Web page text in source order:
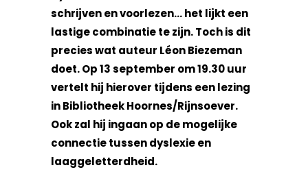
schrijven en voorlezen… het lijkt een
lastige combinatie te zijn. Toch is dit
precies wat auteur Léon Biezeman
doet. Op 13 september om 19.30 uur
vertelt hij hierover tijdens een lezing
in Bibliotheek Hoornes/Rijnsoever.
Ook zal hij ingaan op de mogelijke
connectie tussen dyslexie en
laaggeletterdheid.